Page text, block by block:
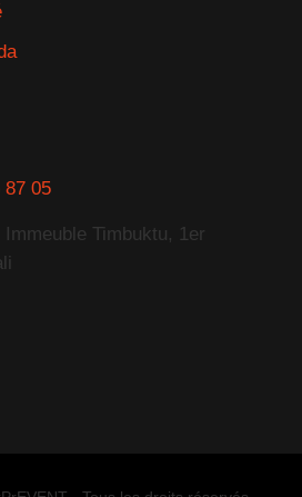
87 05
Timbuktu, 1er